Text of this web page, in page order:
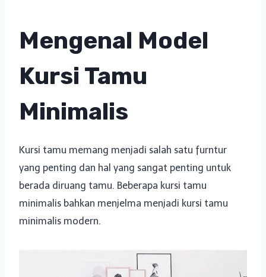
Mengenal Model
Kursi Tamu
Minimalis
Kursi tamu memang menjadi salah satu furntur
yang penting dan hal yang sangat penting untuk
berada diruang tamu. Beberapa kursi tamu
minimalis bahkan menjelma menjadi kursi tamu
minimalis modern.